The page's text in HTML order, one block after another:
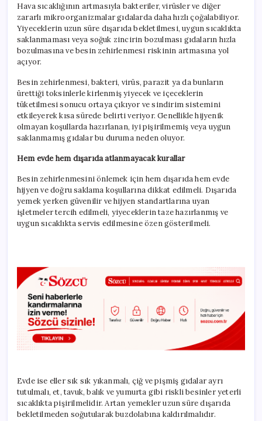
Hava sıcaklığının artmasıyla bakteriler, virüsler ve diğer
zararlı mikroorganizmalar gıdalarda daha hızlı çoğalabiliyor.
Yiyeceklerin uzun süre dışarıda bekletilmesi, uygun sıcaklıkta
saklanmaması veya soğuk zincirin bozulması gıdaların hızla
bozulmasına ve besin zehirlenmesi riskinin artmasına yol
açıyor.
Besin zehirlenmesi, bakteri, virüs, parazit ya da bunların
ürettiği toksinlerle kirlenmiş yiyecek ve içeceklerin
tüketilmesi sonucu ortaya çıkıyor ve sindirim sistemini
etkileyerek kısa sürede belirti veriyor. Genellikle hijyenik
olmayan koşullarda hazırlanan, iyi pişirilmemiş veya uygun
saklanmamış gıdalar bu duruma neden oluyor.
Hem evde hem dışarıda atlanmayacak kurallar
Besin zehirlenmesini önlemek için hem dışarıda hem evde
hijyen ve doğru saklama koşullarına dikkat edilmeli. Dışarıda
yemek yerken güvenilir ve hijyen standartlarına uyan
işletmeler tercih edilmeli, yiyeceklerin taze hazırlanmış ve
uygun sıcaklıkta servis edilmesine özen gösterilmeli.
Evde ise eller sık sık yıkanmalı, çiğ ve pişmiş gıdalar ayrı
tutulmalı, et, tavuk, balık ve yumurta gibi riskli besinler yeterli
sıcaklıkta pişirilmelidir. Artan yemekler uzun süre dışarıda
bekletilmeden soğutularak buzdolabına kaldırılmalıdır.